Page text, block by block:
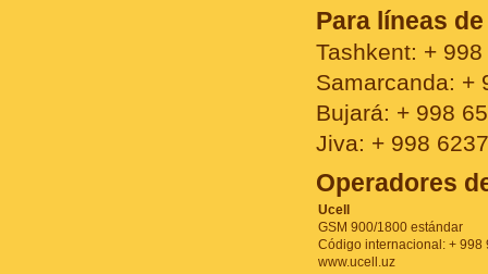
Para líneas
Tashkent: +
Samarcanda: +
Bujará: + 998 65
Jiva: + 998
Operadores
Ucell
GSM 900/1800 estándar
Código internacional: + 998
www.ucell.uz